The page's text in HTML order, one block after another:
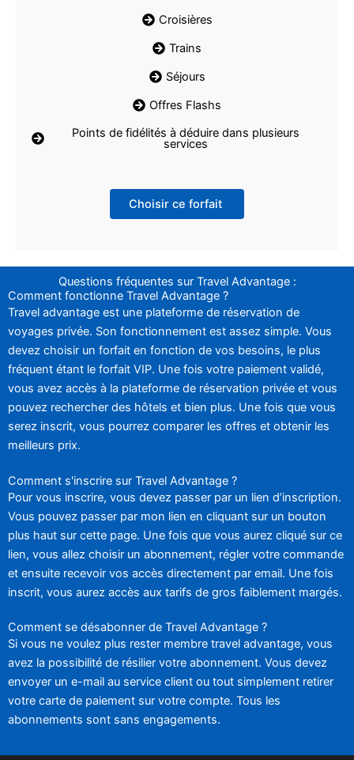
Croisières
Trains
Séjours
Offres Flashs
Points de fidélités à déduire dans plusieurs
services
Choisir ce forfait
Questions fréquentes sur Travel Advantage :
Comment fonctionne Travel Advantage ?
Travel advantage est une plateforme de réservation de
voyages privée. Son fonctionnement est assez simple. Vous
devez choisir un forfait en fonction de vos besoins, le plus
fréquent étant le forfait VIP. Une fois votre paiement validé,
vous avez accès à la plateforme de réservation privée et vous
pouvez rechercher des hôtels et bien plus. Une fois que vous
serez inscrit, vous pourrez comparer les offres et obtenir les
meilleurs prix.
Comment s'inscrire sur Travel Advantage ?
Pour vous inscrire, vous devez passer par un lien d’inscription.
Vous pouvez passer par mon lien en cliquant sur un bouton
plus haut sur cette page. Une fois que vous aurez cliqué sur ce
lien, vous allez choisir un abonnement, régler votre commande
et ensuite recevoir vos accès directement par email. Une fois
inscrit, vous aurez accès aux tarifs de gros faiblement margés.
Comment se désabonner de Travel Advantage ?
Si vous ne voulez plus rester membre travel advantage, vous
avez la possibilité de résilier votre abonnement. Vous devez
envoyer un e-mail au service client ou tout simplement retirer
votre carte de paiement sur votre compte. Tous les
abonnements sont sans engagements.